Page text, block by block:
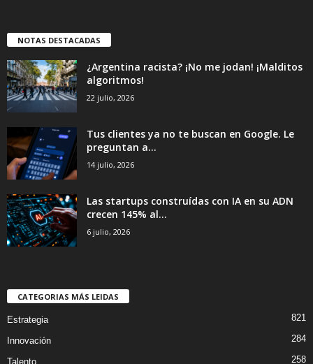
NOTAS DESTACADAS
¿Argentina racista? ¡No me jodan! ¡Malditos
algoritmos!
22 julio, 2026
Tus clientes ya no te buscan en Google. Le
preguntan a...
14 julio, 2026
Las startups construídas con IA en su ADN
crecen 145% al...
6 julio, 2026
CATEGORIAS MÁS LEIDAS
Estrategia 821
Innovación 284
Talento 258